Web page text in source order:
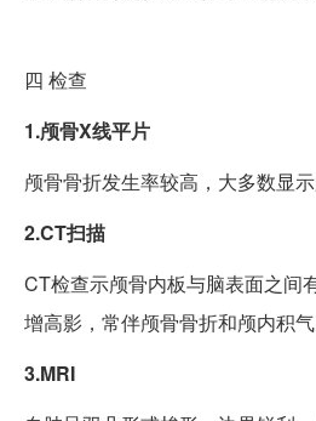
四 检查
1.颅骨X线平片
颅骨骨折发生率较高，大多数显示
2.CT扫描
CT检查示颅骨内板与脑表面之间
增高影，常伴颅骨骨折和颅内积气
3.MRI